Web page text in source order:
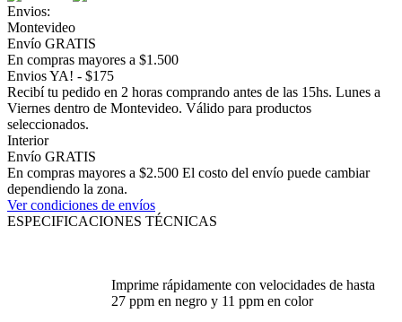
Envios:
Montevideo
Envío GRATIS
En compras mayores a $1.500
Envios YA! - $175
Recibí tu pedido en 2 horas comprando antes de las 15hs. Lunes a
Viernes dentro de Montevideo. Válido para productos
seleccionados.
Interior
Envío GRATIS
En compras mayores a $2.500 El costo del envío puede cambiar
dependiendo la zona.
Ver condiciones de envíos
ESPECIFICACIONES TÉCNICAS
Imprime rápidamente con velocidades de hasta
27 ppm en negro y 11 ppm en color